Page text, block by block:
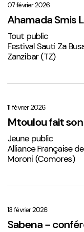
Live
Solo
1
07 février 2026
Ahamada Smis
Tout public
Festival Sauti Za
Zanzibar (TZ)
son
safari
musical
(solo)
11 février 2026
Mtoulou fait
Jeune public
Alliance Française
Moroni (Comores)
conférence
slamée
13 février 2026
Sabena -